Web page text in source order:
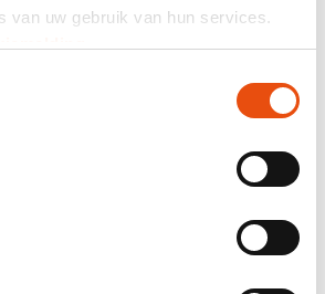
van uw gebruik van hun services.
pièce